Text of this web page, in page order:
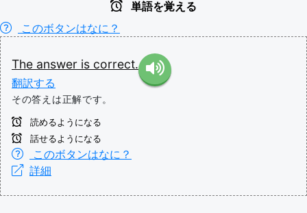
単語を覚える
このボタンはなに？
The answer is correct.
翻訳する
その答えは正解です。
読めるようになる
話せるようになる
このボタンはなに？
詳細